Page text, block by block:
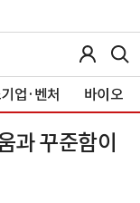
업·벤처 바이오
과 꾸준함이